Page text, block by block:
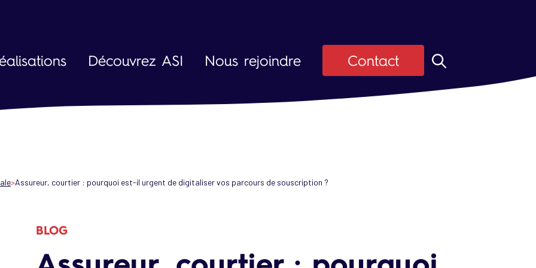
Découvrez ASI Nous rejoindre Contact
Assureur, courtier : pourquoi est-il urgent de digitaliser vos parcours de souscription ?
BLOG